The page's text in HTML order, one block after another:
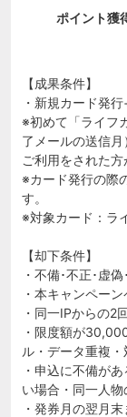
ポイント獲
【成果条件】
・新規カード発
※初めて「ライフ
了メールの送信
ご利用をされた方
※カード発行の際
す。
※対象カード：ラ
【却下条件】
・不備･不正･虚
・本キャンペー
・同一IPからの2
・限度額が
ル・データ重複
・申込に不備が
い場合・同一人
・発券月の翌月